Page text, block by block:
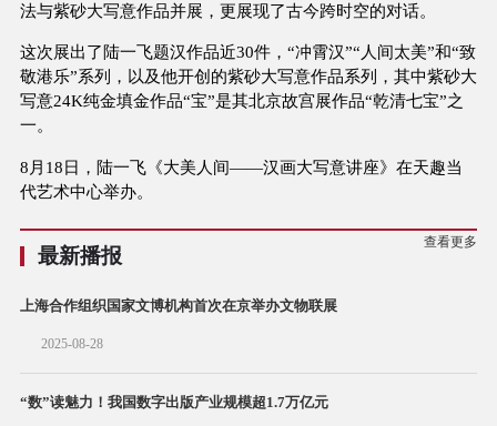
法与紫砂⼤写意作品并展，更展现了古今跨时空的对话。
这次展出了陆一飞题汉作品近30件，“冲霄汉”“人间太美”和“致
敬港乐”系列，以及他开创的紫砂大写意作品系列，其中紫砂大
写意24K纯金填金作品“宝”是其北京故宫展作品“乾清七宝”之
一。
8月18日，陆一飞《大美人间——汉画大写意讲座》在天趣当
代艺术中心举办。
最新播报
查看更多
上海合作组织国家文博机构首次在京举办文物联展
2025-08-28
“数”读魅力！我国数字出版产业规模超1.7万亿元